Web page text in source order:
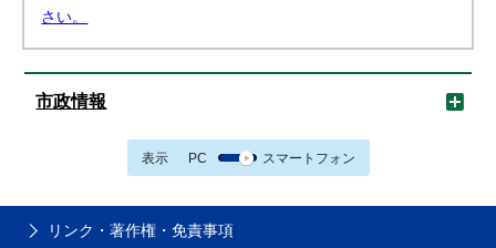
さい。
市政情報
表示 PC スマートフォン
リンク・著作権・免責事項